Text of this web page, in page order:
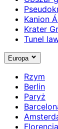
Kanion
Krater
Tunel
Europa
Rzym
Berlin
Paryż
Florencja